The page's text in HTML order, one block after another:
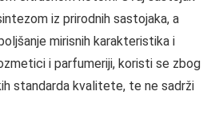
iz prirodnih sastojaka, a
mirisnih karakteristika i
i parfumeriji, koristi se zbog
standarda kvalitete, te ne sadrži